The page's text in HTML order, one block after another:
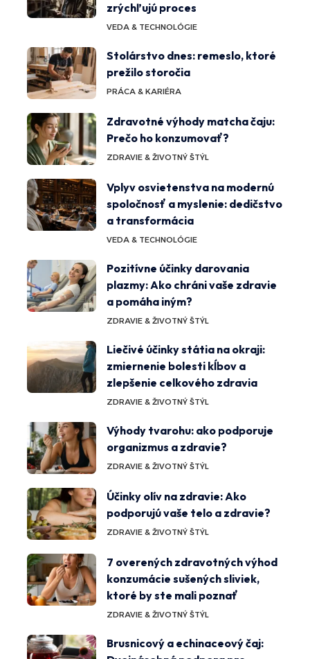
zrýchľujú proces
VEDA & TECHNOLÓGIE
Stolárstvo dnes: remeslo, ktoré
prežilo storočia
PRÁCA & KARIÉRA
Zdravotné výhody matcha čaju:
Prečo ho konzumovať?
ZDRAVIE & ŽIVOTNÝ ŠTÝL
Vplyv osvietenstva na modernú
spoločnosť a myslenie: dedičstvo
a transformácia
VEDA & TECHNOLÓGIE
Pozitívne účinky darovania
plazmy: Ako chráni vaše zdravie
a pomáha iným?
ZDRAVIE & ŽIVOTNÝ ŠTÝL
Liečivé účinky státia na okraji:
zmiernenie bolesti kĺbov a
zlepšenie celkového zdravia
ZDRAVIE & ŽIVOTNÝ ŠTÝL
Výhody tvarohu: ako podporuje
organizmus a zdravie?
ZDRAVIE & ŽIVOTNÝ ŠTÝL
Účinky olív na zdravie: Ako
podporujú vaše telo a zdravie?
ZDRAVIE & ŽIVOTNÝ ŠTÝL
7 overených zdravotných výhod
konzumácie sušených sliviek,
ktoré by ste mali poznať
ZDRAVIE & ŽIVOTNÝ ŠTÝL
Brusnicový a echinaceový čaj: